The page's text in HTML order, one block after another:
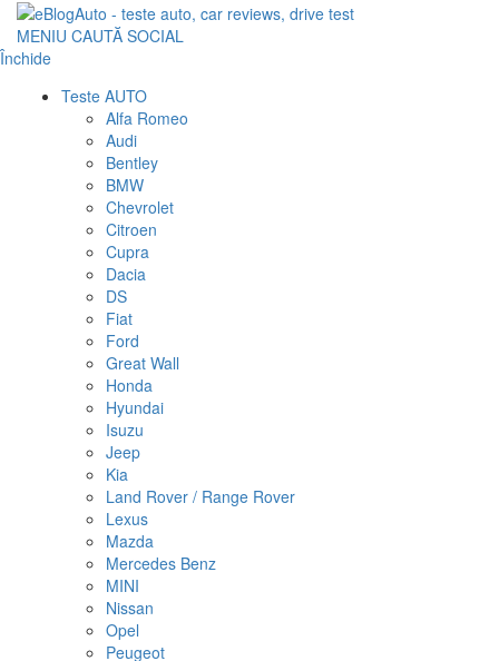
MENIU CAUTĂ SOCIAL
Închide
Teste AUTO
Alfa Romeo
Audi
Bentley
BMW
Chevrolet
Citroen
Cupra
Dacia
DS
Fiat
Ford
Great Wall
Honda
Hyundai
Isuzu
Jeep
Kia
Land Rover / Range Rover
Lexus
Mazda
Mercedes Benz
MINI
Nissan
Opel
Peugeot